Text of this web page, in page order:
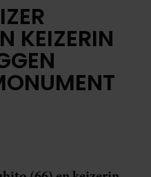
KEIZERIN